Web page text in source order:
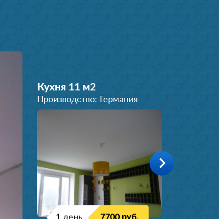
Кухня 11 м2
Производство: Германия